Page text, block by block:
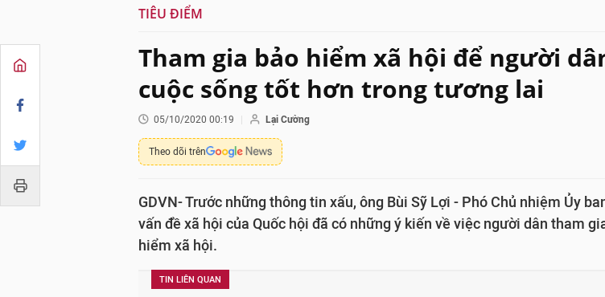
TIÊU ĐIỂM
Tham gia bảo hiểm xã hội để người
cuộc sống tốt hơn trong tương lai
05/10/2020 00:19 Lại Cường
Theo dõi trên
GDVN- Trước những thông tin xấu, ông Bùi Sỹ Lợi - Phó Chủ nhiệm Ủy
vấn đề xã hội của Quốc hội đã có những ý kiến về việc người dân tham
hiểm xã hội.
TIN LIÊN QUAN